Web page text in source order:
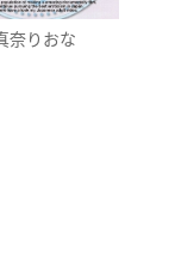
奈りおな